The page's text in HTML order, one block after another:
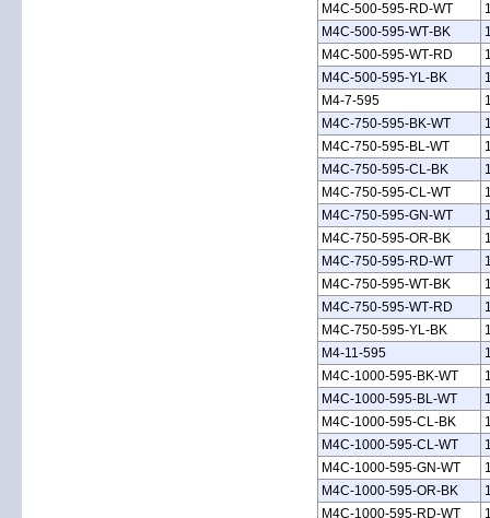
M4C‑500‑595‑RD‑WT
M4C‑500‑595‑WT‑BK
M4C‑500‑595‑WT‑RD
M4C‑500‑595‑YL‑BK
M4‑7‑595
M4C‑750‑595‑BK‑WT
M4C‑750‑595‑BL‑WT
M4C‑750‑595‑CL‑BK
M4C‑750‑595‑CL‑WT
M4C‑750‑595‑GN‑WT
M4C‑750‑595‑OR‑BK
M4C‑750‑595‑RD‑WT
M4C‑750‑595‑WT‑BK
M4C‑750‑595‑WT‑RD
M4C‑750‑595‑YL‑BK
M4‑11‑595
M4C‑1000‑595‑BK‑WT
M4C‑1000‑595‑BL‑WT
M4C‑1000‑595‑CL‑BK
M4C‑1000‑595‑CL‑WT
M4C‑1000‑595‑GN‑WT
M4C‑1000‑595‑OR‑BK
M4C‑1000‑595‑RD‑WT